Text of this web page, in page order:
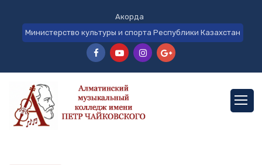
Акорда
Министерство культуры и спорта Республики Казахстан